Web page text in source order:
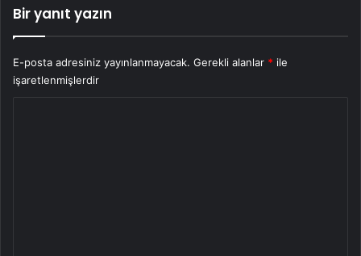
Bir yanıt yazın
E-posta adresiniz yayınlanmayacak. Gerekli alanlar * ile
işaretlenmişlerdir